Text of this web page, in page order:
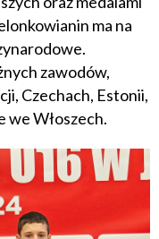
ma na
zawodów,
Czechach, Estonii,
we Włoszech.